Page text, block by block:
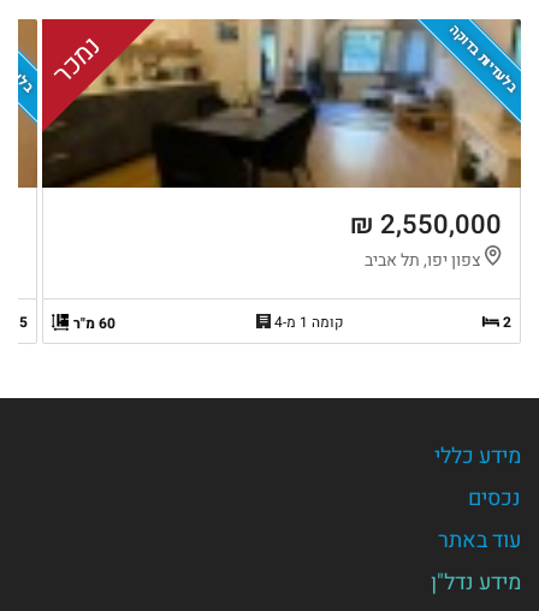
בלעדיות בדוקה נמכר
2,550,000 ₪
צפון יפו, תל אביב
2 קומה 1 מ-4 60 מ"ר 2.5
מידע כללי
נכסים
עוד באתר
מידע נדל"ן